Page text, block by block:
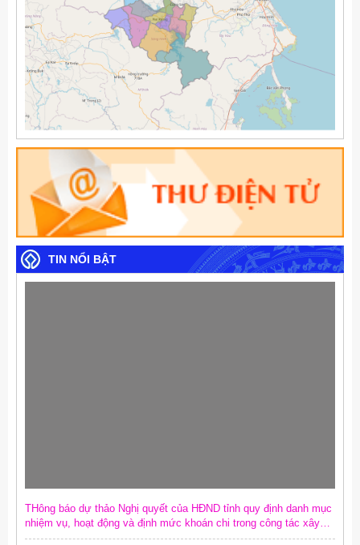
TIN NỔI BẬT
THông báo dự thảo Nghị quyết của HĐND tỉnh quy định danh mục
nhiệm vụ, hoạt động và định mức khoán chi trong công tác xây
dựng văn bản quy phạm pháp luật trên địa bàn tỉnh